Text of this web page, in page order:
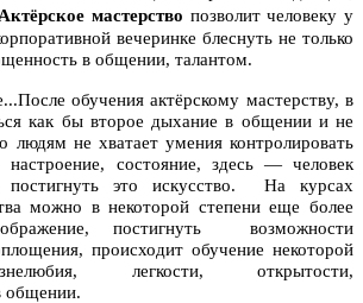
Актёрское мастерство позволит человеку у
вечеринке блеснуть не только
в общении, талантом.
После обучения актёрскому мастерству, в
как бы второе дыхание в общении и не
людям не хватает умения контролировать
настроение, состояние, здесь — человек
постигнуть это искусство. На курсах
можно в некоторой степени еще более
постигнуть возможности
происходит обучение некоторой
легкости, открытости,
общении.